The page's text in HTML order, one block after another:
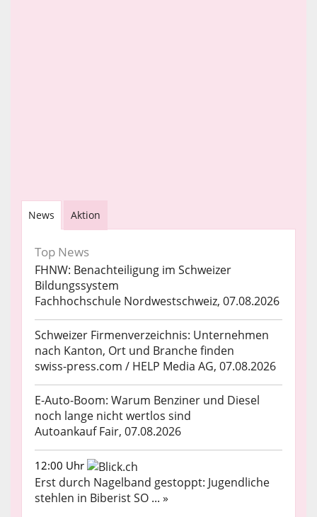
News Aktion
Top News
FHNW: Benachteiligung im Schweizer
Bildungssystem
Fachhochschule Nordwestschweiz, 07.08.2026
Schweizer Firmenverzeichnis: Unternehmen
nach Kanton, Ort und Branche finden
swiss-press.com / HELP Media AG, 07.08.2026
E-Auto-Boom: Warum Benziner und Diesel
noch lange nicht wertlos sind
Autoankauf Fair, 07.08.2026
12:00 Uhr
Erst durch Nagelband gestoppt: Jugendliche
stehlen in Biberist SO ... »